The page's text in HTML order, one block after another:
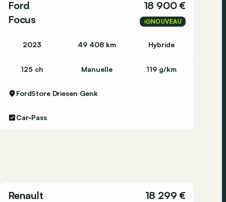
Ford
Focus
18 900 €
NOUVEAU
2023 49 408 km Hybride
125 ch Manuelle 119 g/km
FordStore Driesen Genk
Car-Pass
Renault
18 299 €